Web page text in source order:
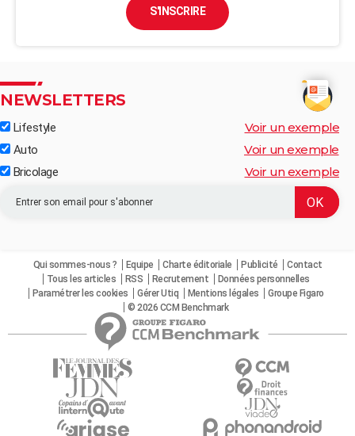
S'INSCRIRE
NEWSLETTERS
Lifestyle Voir un exemple
Auto Voir un exemple
Bricolage Voir un exemple
Qui sommes-nous ? Equipe Charte éditoriale Publicité
Contact
Tous les articles
RSS Recrutement
Données personnelles
Paramétrer les cookies
Gérer Utiq Mentions légales
Groupe Figaro
© 2026 CCM Benchmark